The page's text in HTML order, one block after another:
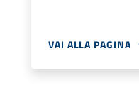
VAI ALLA PAGINA